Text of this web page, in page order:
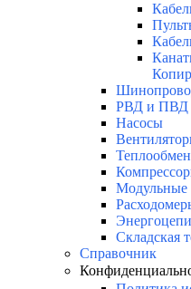
РВД и ПВД
Насосы
Модульные
Энергоцепи
Складская
Справочник